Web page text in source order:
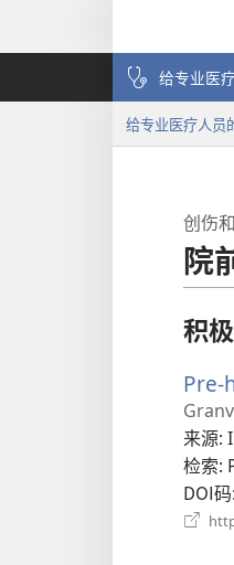
给专业医
给专业医疗人员
创伤
院
积
Pre-
来源‎:
检索‎:
DOI码